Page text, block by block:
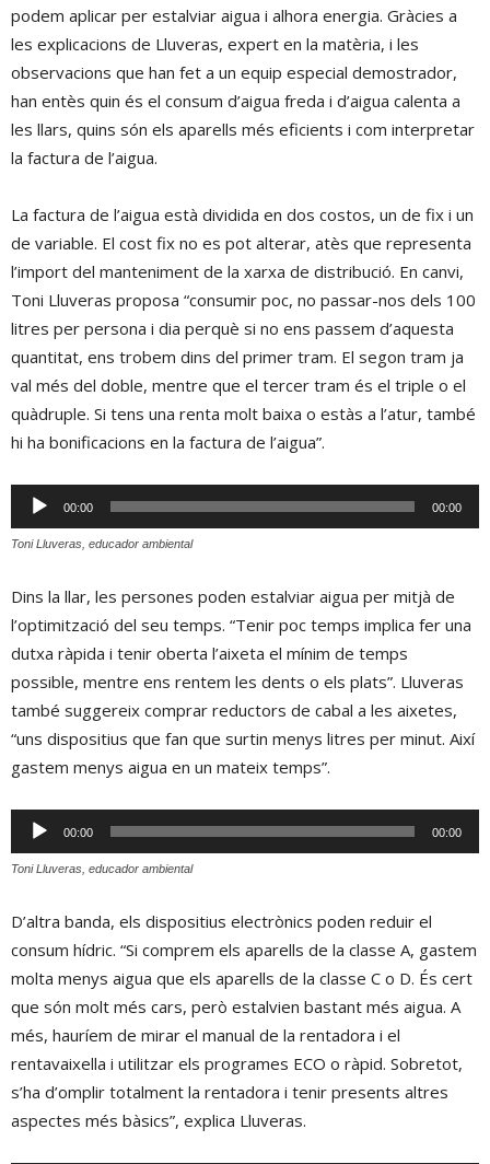
podem aplicar per estalviar aigua i alhora energia. Gràcies a
les explicacions de Lluveras, expert en la matèria, i les
observacions que han fet a un equip especial demostrador,
han entès quin és el consum d’aigua freda i d’aigua calenta a
les llars, quins són els aparells més eficients i com interpretar
la factura de l’aigua.
La factura de l’aigua està dividida en dos costos, un de fix i un
de variable. El cost fix no es pot alterar, atès que representa
l’import del manteniment de la xarxa de distribució. En canvi,
Toni Lluveras proposa “consumir poc, no passar-nos dels 100
litres per persona i dia perquè si no ens passem d’aquesta
quantitat, ens trobem dins del primer tram. El segon tram ja
val més del doble, mentre que el tercer tram és el triple o el
quàdruple. Si tens una renta molt baixa o estàs a l’atur, també
hi ha bonificacions en la factura de l’aigua”.
Reproductor
d'àudio
00:00 00:00
Toni Lluveras, educador ambiental
Dins la llar, les persones poden estalviar aigua per mitjà de
l’optimització del seu temps. “Tenir poc temps implica fer una
dutxa ràpida i tenir oberta l’aixeta el mínim de temps
possible, mentre ens rentem les dents o els plats”. Lluveras
també suggereix comprar reductors de cabal a les aixetes,
“uns dispositius que fan que surtin menys litres per minut. Així
gastem menys aigua en un mateix temps”.
Reproductor
d'àudio
00:00 00:00
Toni Lluveras, educador ambiental
D’altra banda, els dispositius electrònics poden reduir el
consum hídric. “Si comprem els aparells de la classe A, gastem
molta menys aigua que els aparells de la classe C o D. És cert
que són molt més cars, però estalvien bastant més aigua. A
més, hauríem de mirar el manual de la rentadora i el
rentavaixella i utilitzar els programes ECO o ràpid. Sobretot,
s’ha d’omplir totalment la rentadora i tenir presents altres
aspectes més bàsics”, explica Lluveras.